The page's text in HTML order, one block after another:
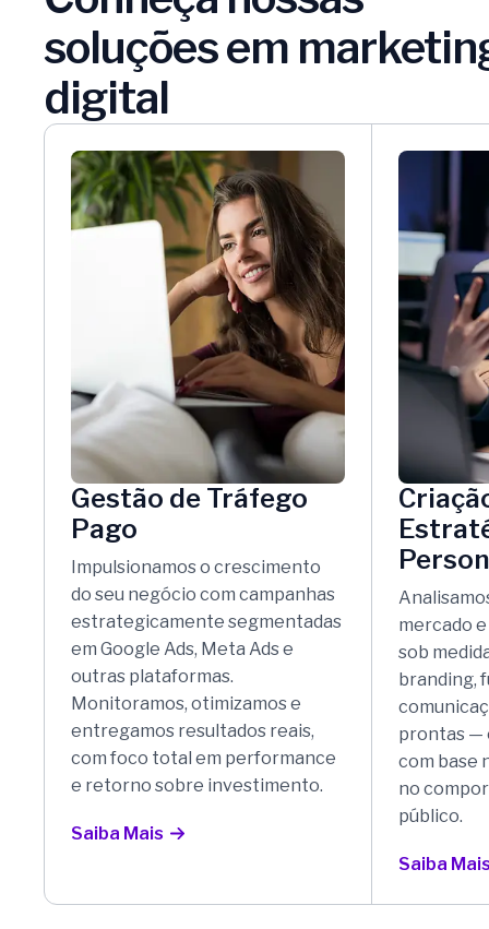
soluções em
digital
Gestão de Tráfego
Pago
Impulsionamos o crescimento
do seu negócio com campanhas
estrategicamente segmentadas
em Google Ads, Meta Ads e
outras plataformas.
Monitoramos, otimizamos e
entregamos resultados reais,
com foco total em performance
e retorno sobre investimento.
Saiba Mais
mercado
sob
branding,
prontas —
com base
no
público.
Saiba